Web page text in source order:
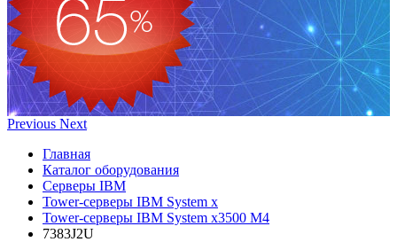
Previous Next
Главная
Каталог оборудования
Серверы IBM
Tower-серверы IBM System x
Tower-серверы IBM System x3500 M4
7383J2U